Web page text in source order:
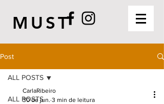
MUST
Post
ALL POSTS
ALL POSTS
CarlaRibeiro
30 de jun. 3 min de leitura